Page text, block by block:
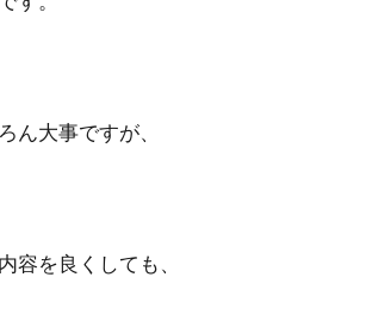
ん大事ですが、
容を良くしても、